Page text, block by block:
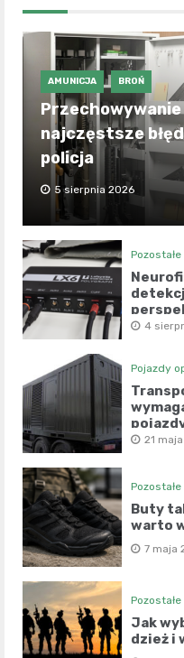
AMUNICJA BROŃ
najczęstsze
policja
5 sierpnia 2026
Pozostałe
4
Pojazdy
21
Pozostałe
Buty
warto
7 maja
Pozostałe
Jak
dzież i